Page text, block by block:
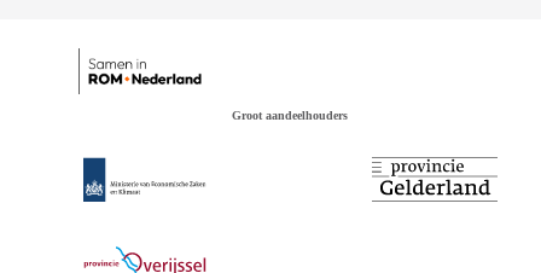
Groot aandeelhouders